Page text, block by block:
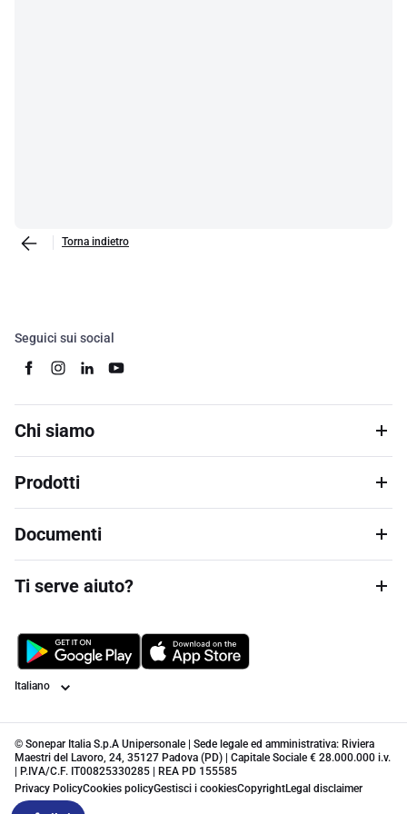
Torna indietro
Seguici sui social
Chi siamo
Prodotti
Documenti
Ti serve aiuto?
Lingua
© Sonepar Italia S.p.A Unipersonale | Sede legale ed amministrativa: Riviera
Maestri del Lavoro, 24, 35127 Padova (PD) | Capitale Sociale € 28.000.000 i.v.
| P.IVA/C.F. IT00825330285 | REA PD 155585
Privacy PolicyCookies policyGestisci i cookiesCopyrightLegal disclaimer